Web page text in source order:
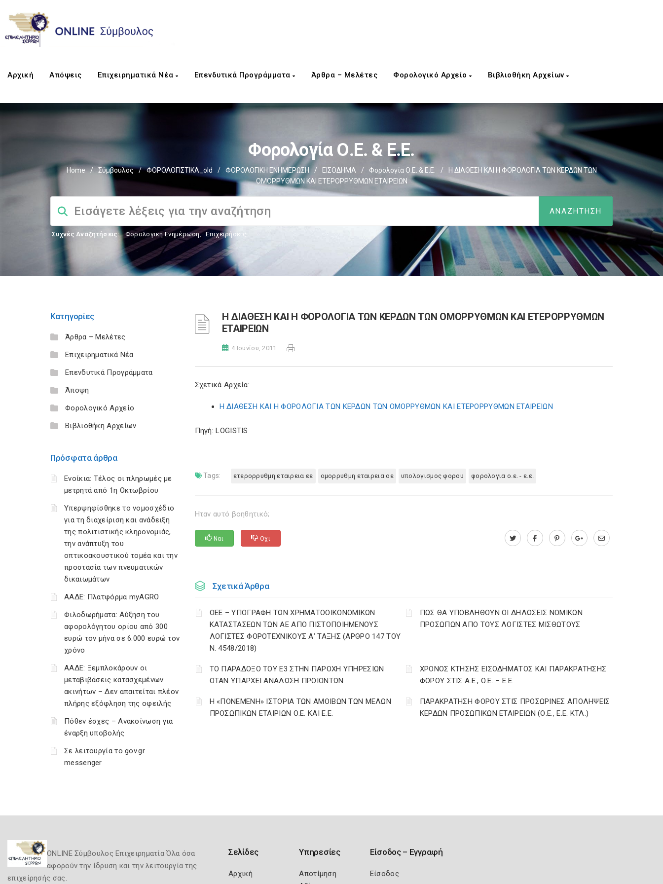
Αρχική Απόψεις Επιχειρηματικά Νέα Επενδυτικά Προγράμματα Άρθρα – Μελέτες Φορολογικό Αρχείο Βιβλιοθήκη Αρχείων
Φορολογία Ο.Ε. & Ε.Ε.
Home / Σύμβουλος / ΦΟΡΟΛΟΓΙΣΤΙΚΑ_old / ΦΟΡΟΛΟΓΙΚΗ ΕΝΗΜΕΡΩΣΗ / ΕΙΣΟΔΗΜΑ / Φορολογία Ο.Ε. & Ε.Ε. /
H ΔΙΑΘΕΣΗ ΚΑΙ Η ΦΟΡΟΛΟΓΙΑ ΤΩΝ ΚΕΡΔΩΝ ΤΩΝ
OΜΟΡΡΥΘΜΩΝ ΚΑΙ EΤΕΡΟΡΡΥΘΜΩΝ EΤΑΙΡΕΙΩΝ
Συχνές Αναζητήσεις: Φορολογικη Ενημέρωση, Επιχειρήσεις
Κατηγορίες
Άρθρα – Μελέτες
Επιχειρηματικά Νέα
Επενδυτικά Προγράμματα
Άποψη
Φορολογικό Αρχείο
Βιβλιοθήκη Αρχείων
Πρόσφατα άρθρα
Ενοίκια: Τέλος οι πληρωμές με
μετρητά από 1η Οκτωβρίου
Υπερψηφίσθηκε το νομοσχέδιο
για τη διαχείριση και ανάδειξη
της πολιτιστικής κληρονομιάς,
την ανάπτυξη του
οπτικοακουστικού τομέα και την
προστασία των πνευματικών
δικαιωμάτων
ΑΑΔΕ: Πλατφόρμα myAGRO
Φιλοδωρήματα: Αύξηση του
αφορολόγητου ορίου από 300
ευρώ τον μήνα σε 6.000 ευρώ τον
χρόνο
ΑΑΔΕ: Ξεμπλοκάρουν οι
μεταβιβάσεις κατασχεμένων
ακινήτων – Δεν απαιτείται πλέον
πλήρης εξόφληση της οφειλής
Πόθεν έσχες – Ανακοίνωση για
έναρξη υποβολής
Σε λειτουργία το gov.gr
messenger
H ΔΙΑΘΕΣΗ ΚΑΙ Η ΦΟΡΟΛΟΓΙΑ ΤΩΝ ΚΕΡΔΩΝ ΤΩΝ OΜΟΡΡΥΘΜΩΝ ΚΑΙ EΤΕΡΟΡΡΥΘΜΩΝ
EΤΑΙΡΕΙΩΝ
4 Ιουνίου, 2011
Σχετικά Αρχεία:
H ΔΙΑΘΕΣΗ ΚΑΙ Η ΦΟΡΟΛΟΓΙΑ ΤΩΝ ΚΕΡΔΩΝ ΤΩΝ OΜΟΡΡΥΘΜΩΝ ΚΑΙ EΤΕΡΟΡΡΥΘΜΩΝ EΤΑΙΡΕΙΩΝ
Πηγή: LOGISTIS
Tags: ετερορρυθμη εταιρεια εε ομορρυθμη εταιρεια οε υπολογισμος φορου φορολογια ο.ε. - ε.ε.
Ηταν αυτό βοηθητικό;
Ναι Οχι
Σχετικά Άρθρα
ΟΕΕ – ΥΠΟΓΡΑΦΗ ΤΩΝ ΧΡΗΜΑΤΟΟΙΚΟΝΟΜΙΚΩΝ
ΚΑΤΑΣΤΑΣΕΩΝ ΤΩΝ ΑΕ ΑΠΟ ΠΙΣΤΟΠΟΙΗΜΕΝΟΥΣ
ΛΟΓΙΣΤΕΣ ΦΟΡΟΤΕΧΝΙΚΟΥΣ Α’ ΤΑΞΗΣ (ΑΡΘΡΟ 147 ΤΟΥ
Ν. 4548/2018)
ΠΩΣ ΘΑ ΥΠΟΒΛΗΘΟΥΝ ΟΙ ΔΗΛΩΣΕΙΣ ΝΟΜΙΚΩΝ
ΠΡΟΣΩΠΩΝ ΑΠΟ ΤΟΥΣ ΛΟΓΙΣΤΕΣ ΜΙΣΘΩΤΟΥΣ
ΤΟ ΠΑΡΑΔΟΞΟ ΤΟΥ Ε3 ΣΤΗΝ ΠΑΡΟΧΗ ΥΠΗΡΕΣΙΩΝ
ΟΤΑΝ ΥΠΑΡΧΕΙ ΑΝΑΛΩΣΗ ΠΡΟΙΟΝΤΩΝ
ΧΡΟΝΟΣ ΚΤΗΣΗΣ ΕΙΣΟΔΗΜΑΤΟΣ ΚΑΙ ΠΑΡΑΚΡΑΤΗΣΗΣ
ΦΟΡΟΥ ΣΤΙΣ Α.Ε., Ο.Ε. – Ε.Ε.
Η «ΠΟΝΕΜΕΝΗ» ΙΣΤΟΡΙΑ ΤΩΝ ΑΜΟΙΒΩΝ ΤΩΝ ΜΕΛΩΝ
ΠΡΟΣΩΠΙΚΩΝ ΕΤΑΙΡΙΩΝ Ο.Ε. ΚΑΙ Ε.Ε.
ΠΑΡΑΚΡΑΤΗΣΗ ΦΟΡΟΥ ΣΤΙΣ ΠΡΟΣΩΡΙΝΕΣ ΑΠΟΛΗΨΕΙΣ
ΚΕΡΔΩΝ ΠΡΟΣΩΠΙΚΩΝ ΕΤΑΙΡΕΙΩΝ (Ο.Ε., Ε.Ε. ΚΤΛ.)
ONLINE Σύμβουλος Επιχειρηματία Όλα όσα
αφορούν την ίδρυση και την λειτουργία της
επιχείρησής σας.
Σελίδες
Αρχική
Υπηρεσίες
Αποτίμηση
Είσοδος – Εγγραφή
Είσοδος